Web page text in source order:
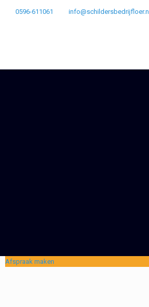
0596-611061 info@schildersbedrijfloer.nl
Afspraak maken